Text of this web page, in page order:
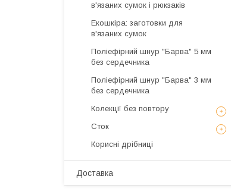
в'язаних сумок і рюкзаків
Екошкіра: заготовки для
в'язаних сумок
Поліефірний шнур "Барва" 5 мм
без сердечника
Поліефірний шнур "Барва" 3 мм
без сердечника
Колекції без повтору
Сток
Корисні дрібниці
Доставка